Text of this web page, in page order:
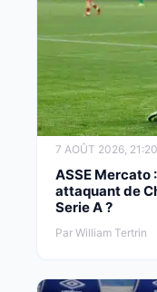
7 AOÛT 2026, 21:20
ASSE Mercato
attaquant de
Serie A ?
Par William Tertrin